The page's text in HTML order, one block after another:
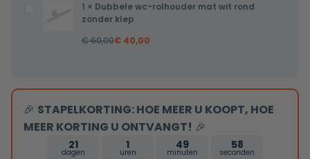
rolhouder
zonder
klep
1 × Dubbele wc-rolhouder mat wit rond
zonder klep
€60,00€ 40,00
🎉 STAPELKORTING: HOE MEER U KOOPT, HOE
MEER KORTING U ONTVANGT! 🎉
21
dagen
1
uren
49
minuten
57
seconden